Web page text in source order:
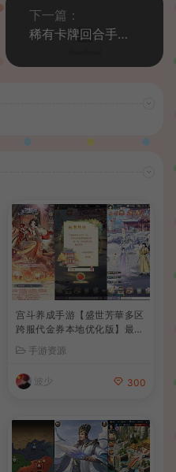
下一篇：
稀有卡牌回合手游【火影忍者忍界大战LR修复版】最新整理Linux手工服务端+GM授权后台+安卓苹果双端+详细搭建教程+视频教程
宫斗养成手游【盛世芳華多区
跨服代金券本地优化版】最新
手工服务端+CDK授权后台
+安卓+详细搭建教程
手游资源
波少 300